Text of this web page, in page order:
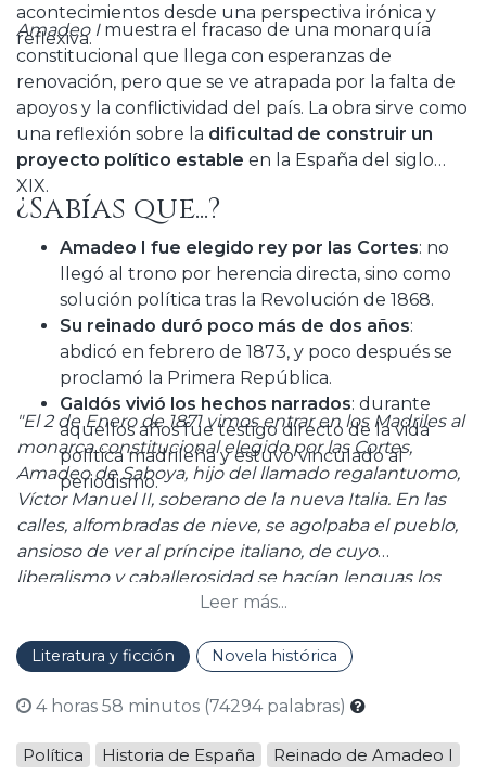
acontecimientos desde una perspectiva irónica y
reflexiva.
Amadeo Imuestra el fracaso de una monarquía
constitucional que llega con esperanzas de
renovación, pero que se ve atrapada por la falta de
apoyos y la conflictividad del país. La obra sirve como
una reflexión sobre la dificultad de construir un
proyecto político estable en la España del siglo
XIX.
¿Sabías que...?
Amadeo I fue elegido rey por las Cortes: no
llegó al trono por herencia directa, sino como
solución política tras la Revolución de 1868.
Su reinado duró poco más de dos años:
abdicó en febrero de 1873, y poco después se
proclamó la Primera República.
Galdós vivió los hechos narrados: durante
aquellos años fue testigo directo de la vida
política madrileña y estuvo vinculado al
periodismo.
"El 2 de Enero de 1871 vimos entrar en los Madriles al
monarca constitucional elegido por las Cortes,
Amadeo de Saboya, hijo del llamado regalantuomo,
Víctor Manuel II, soberano de la nueva Italia. En las
calles, alfombradas de nieve, se agolpaba el pueblo,
ansioso de ver al príncipe italiano, de cuyo
liberalismo y caballerosidad se hacían lenguas los
amigos de Prim, que le habían buscado y traído para
Leer más...
Literatura y ficción Novela histórica
4 horas 58 minutos (74294 palabras)
Política Historia de España
Reinado de Amadeo I